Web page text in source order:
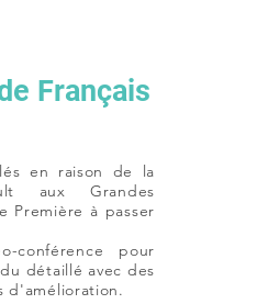
Français
en raison de la
aux Grandes
Première à passer
conférence pour
détaillé avec des
d'amélioration.